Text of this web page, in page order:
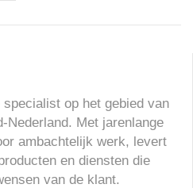
op het gebied van
Nederland. Met jarenlange
ambachtelijk werk, levert
en diensten die
van de klant.